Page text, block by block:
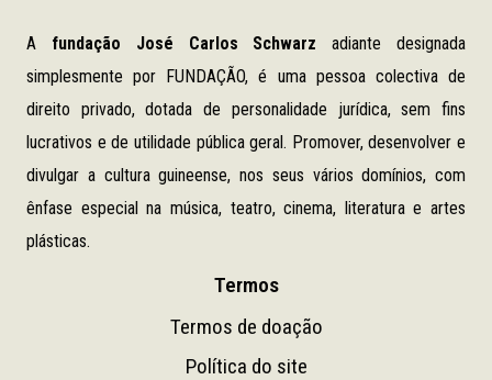
A fundação José Carlos Schwarz adiante designada
simplesmente por FUNDAÇÃO, é uma pessoa colectiva de
direito privado, dotada de personalidade jurídica, sem fins
lucrativos e de utilidade pública geral. Promover, desenvolver e
divulgar a cultura guineense, nos seus vários domínios, com
ênfase especial na música, teatro, cinema, literatura e artes
plásticas.
Termos
Termos de doação
Política do site